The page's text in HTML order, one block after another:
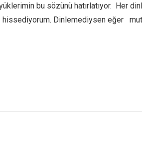
bu sözünü hatırlatıyor. Her
hissediyorum. Dinlemediysen eğer